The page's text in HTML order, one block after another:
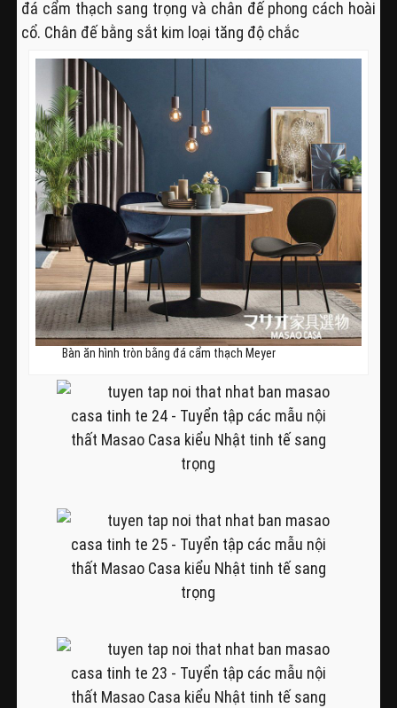
đá cẩm thạch sang trọng và chân đế phong cách hoài
cổ. Chân đế bằng sắt kim loại tăng độ chắc
Bàn ăn hình tròn bằng đá cẩm thạch Meyer